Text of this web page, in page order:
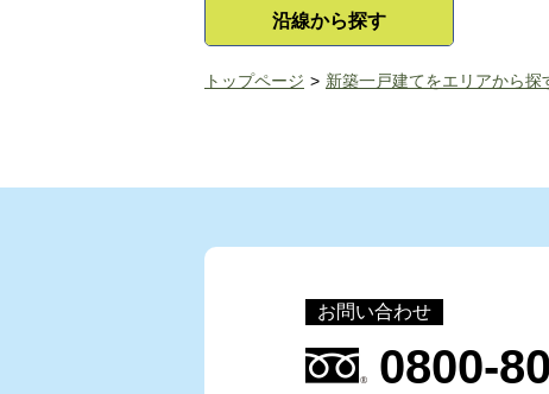
沿線から探す
トップページ 新築一戸建てをエリアから探
お問い合わせ
0800-